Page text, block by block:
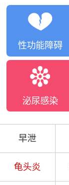
性功能障碍
泌尿感染
早泄
龟头炎